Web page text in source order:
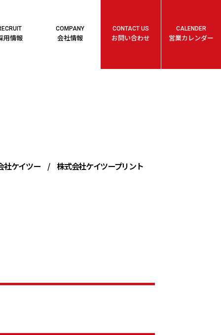
用情報
COMPANY
会社情報
CONTACT US
お問い合わせ
CALENDER
営業カレンダー
社ケイツー/株式会社ケイツープリント